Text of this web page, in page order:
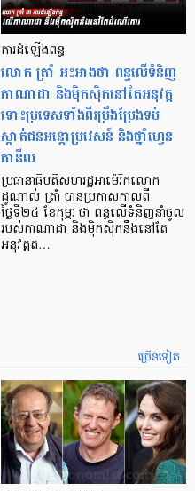
ការដំឡើងពន្ធ
លោក ត្រាំ អះអាងថា ពន្ធលើទំនិញ
កាណាដា និងម៉ិកស៊ិកនៅតែអនុវត្ត
ទោះប្រទេសទាំងពីរប្រឹងប្រែងទប់
ស្កាត់ជនអន្តោប្រវេសន៍ និងថ្នាំហ្វេន
តានីល
ប្រធានាធិបតីសហរដ្ឋអាម៉េរិកលោក
ដូណាល់ ត្រាំ បានប្រកាសកាលពី
ថ្ងៃទី២៤ ខែកុម្ភៈ ថា ពន្ធលើទំនិញនាំចូល
របស់កាណាដា និងម៉ិកស៊ិកនឹងនៅតែ
អនុវត្តត…
ច្រើនទៀត